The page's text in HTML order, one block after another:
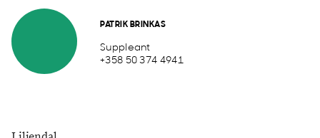
PATRIK BRINKAS
Suppleant
+358 50 374 4941